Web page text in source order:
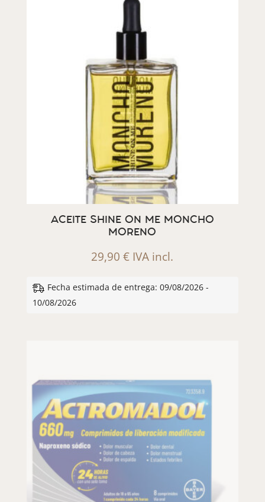
ACEITE SHINE ON ME MONCHO
MORENO
29,90€ IVA incl.
Fecha estimada de entrega: 09/08/2026 -
10/08/2026